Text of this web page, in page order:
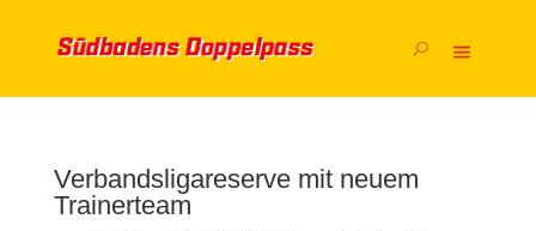
Verbandsligareserve mit neuem
Trainerteam